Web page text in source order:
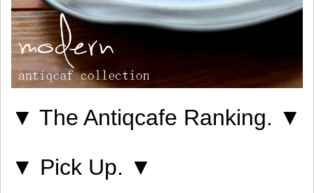
▼ The Antiqcafe Ranking. ▼
▼ Pick Up. ▼